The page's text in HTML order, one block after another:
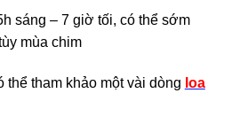
sáng – 7 giờ tối, có thể sớm
mùa chim
thể tham khảo một vài dòng loa